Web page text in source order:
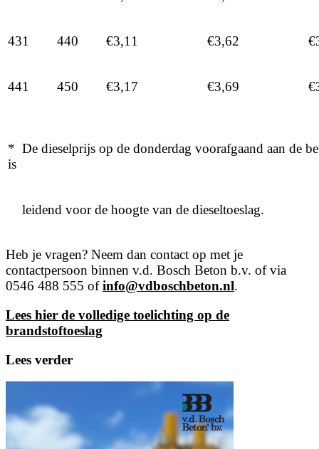
431 440 €3,11 €3,62
441 450 €3,17 €3,69
* De dieselprijs op de donderdag voorafgaand aan de
is
leidend voor de hoogte van de dieseltoeslag.
Heb je vragen? Neem dan contact op met je
contactpersoon binnen v.d. Bosch Beton b.v. of via
0546 488 555 ofinfo@vdboschbeton.nl.
Lees hier de volledige toelichting op de
brandstoftoeslag
Lees verder